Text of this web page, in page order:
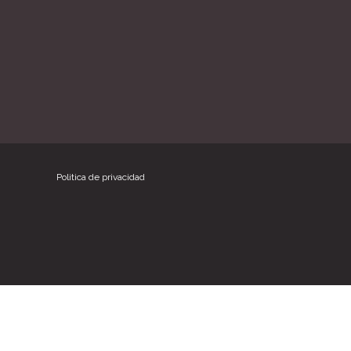
Politica de privacidad